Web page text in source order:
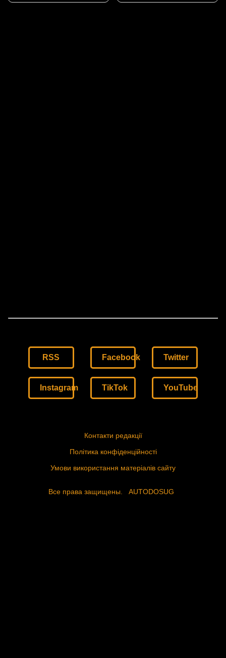
RSS Facebook Twitter
Instagram TikTok YouTube
Контакти редакції
Політика конфіденційності
Умови використання матеріалів сайту
Все права защищены. AUTODOSUG